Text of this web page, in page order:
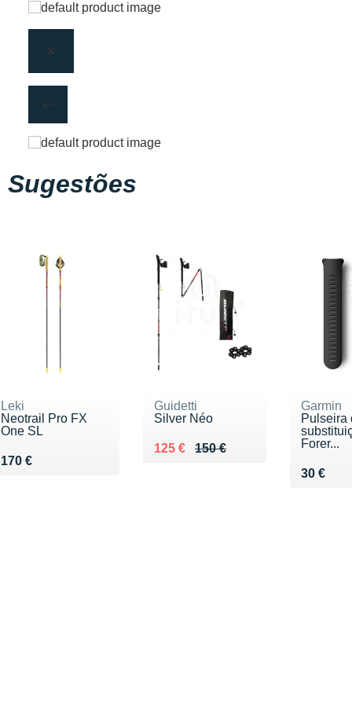
Sugestões
Leki
Neotrail Pro FX
One SL
170 €
Vendu 170 €
Guidetti
Silver Néo
150 €
Au lieu de 150 €
125 €
Vendu 125 €
Garmin
Pulseira
Forer...
30 €
Vendu